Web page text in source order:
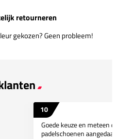
retourneren
gekozen? Geen probleem!
10
Goede keuze en meteen
padelschoenen